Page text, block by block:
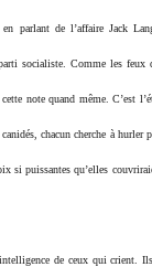
en parlant de l’affaire Jack
socialiste. Comme les
note quand même. C’est
chacun cherche à
si puissantes qu’elles
de ceux qui crient.